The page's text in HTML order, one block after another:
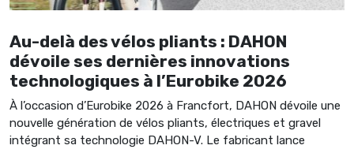
Au-delà des vélos pliants : DAHON
dévoile ses dernières innovations
technologiques à l’Eurobike 2026
À l’occasion d’Eurobike 2026 à Francfort, DAHON dévoile une
nouvelle génération de vélos pliants, électriques et gravel
intégrant sa technologie DAHON-V. Le fabricant lance